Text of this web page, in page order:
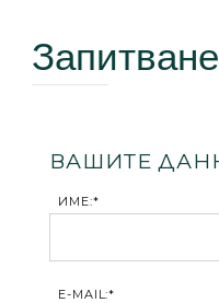
Запитване
ВАШИТЕ
ИМЕ:*
E-MAIL:*